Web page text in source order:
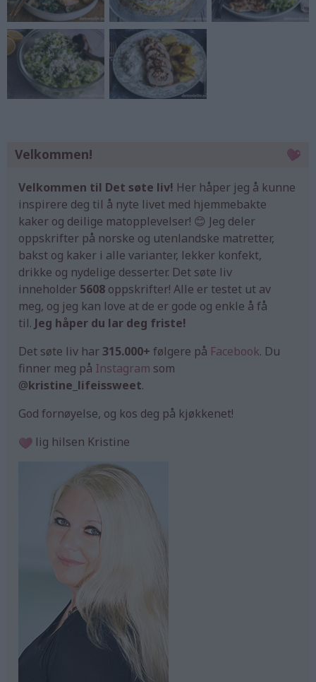
Velkommen!
Velkommen til Det søte liv! Her håper jeg å kunne
inspirere deg til å nyte livet med hjemmebakte
kaker og deilige matopplevelser! 😊 Jeg deler
oppskrifter på norske og utenlandske matretter,
bakst og kaker i alle varianter, lekker konfekt,
drikke og nydelige desserter. Det søte liv
inneholder 5608 oppskrifter! Alle er testet ut av
meg, og jeg kan love at de er gode og enkle å få
til. Jeg håper du lar deg friste!
Det søte liv har315.000+ følgere på Facebook. Du
finner meg på Instagram som
@kristine_lifeissweet.
God fornøyelse, og kos deg på kjøkkenet!
lig hilsen Kristine